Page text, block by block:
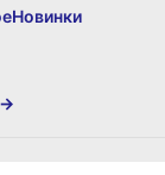
Новинки